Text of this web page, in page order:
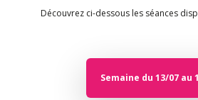
Découvrez ci-dessous les séances
Semaine du 13/07 au